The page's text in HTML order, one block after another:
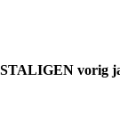
vorig